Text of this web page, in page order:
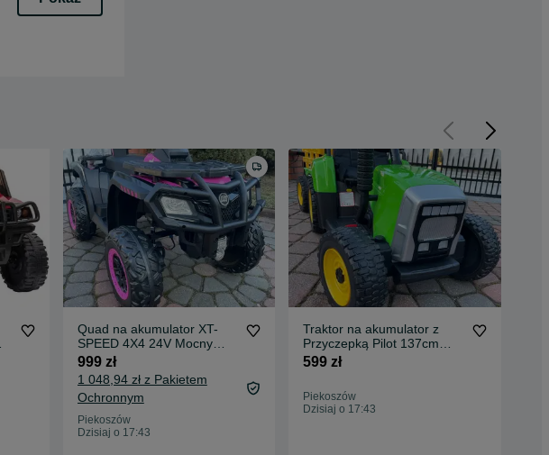
Quad na akumulator XT-
SPEED 4X4 24V Mocny
4x80 Wat RÓŻOWY
999 zł
1 048,94 zł z Pakietem
Ochronnym
Piekoszów
Dzisiaj o 17:43
Traktor na akumulator z
Przyczepką Pilot 137cm
12V traktorek ciągnik
599 zł
Piekoszów
Dzisiaj o 17:43